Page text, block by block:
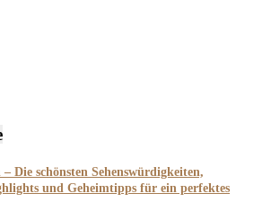
Die schönsten Sehenswürdigkeiten,
und Geheimtipps für ein perfektes